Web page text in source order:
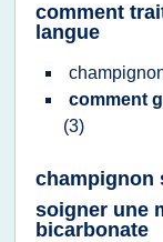
comment
langue
comment
(3)
champignon
soigner une
bicarbonate